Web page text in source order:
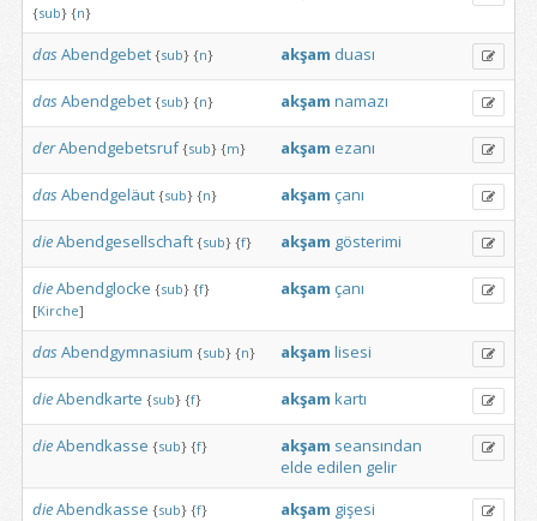
{sub} {n}
dasAbendgebet {sub} {n} akşam duası
dasAbendgebet {sub} {n} akşam namazı
derAbendgebetsruf {sub} {m} akşam ezanı
dasAbendgeläut {sub} {n} akşam çanı
dieAbendgesellschaft {sub} {f} akşam gösterimi
dieAbendglocke {sub} {f}
[Kirche]
akşam çanı
dasAbendgymnasium {sub} {n} akşam lisesi
dieAbendkarte {sub} {f} akşam kartı
dieAbendkasse {sub} {f} akşam seansından
elde edilen gelir
dieAbendkasse {sub} {f} akşam gişesi